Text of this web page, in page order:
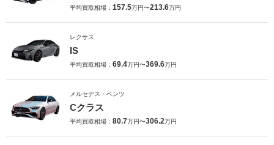
平均買取相場： 157.5万円〜213.6万円
レクサス
IS
平均買取相場： 69.4万円〜369.6万円
メルセデス・ベンツ
Cクラス
平均買取相場： 80.7万円〜306.2万円